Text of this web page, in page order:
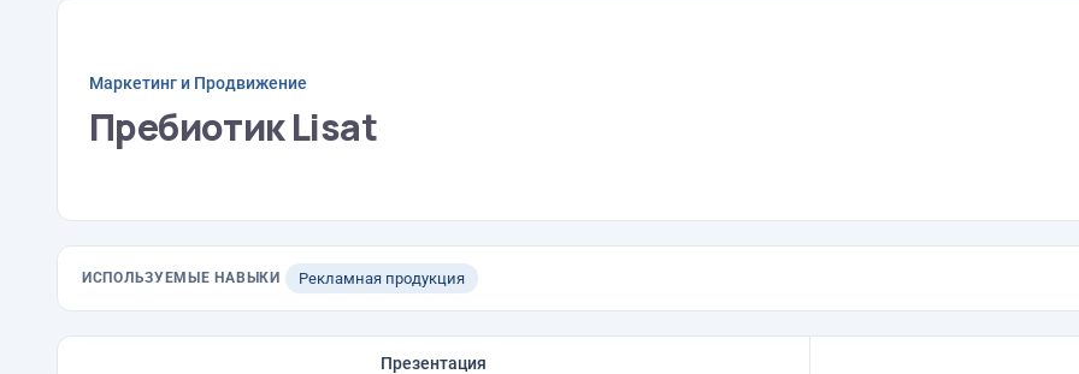
Маркетинг и Продвижение
Пребиотик Lisat
ИСПОЛЬЗУЕМЫЕ НАВЫКИ Рекламная продукция
Презентация